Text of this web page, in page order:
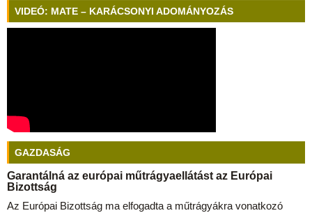
VIDEÓ: MATE – KARÁCSONYI ADOMÁNYOZÁS
GAZDASÁG
Garantálná az európai műtrágyaellátást az Európai
Bizottság
Az Európai Bizottság ma elfogadta a műtrágyákra vonatkozó